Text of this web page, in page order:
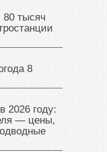
тысяч
8
2026 году:
— цены,